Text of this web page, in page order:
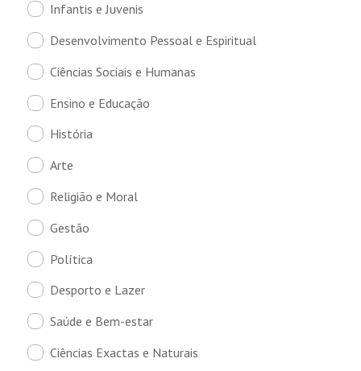
Infantis e Juvenis
Desenvolvimento Pessoal e Espiritual
Ciências Sociais e Humanas
Ensino e Educação
História
Arte
Religião e Moral
Gestão
Política
Desporto e Lazer
Saúde e Bem-estar
Ciências Exactas e Naturais